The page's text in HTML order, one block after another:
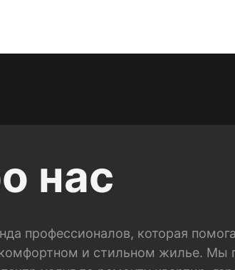
нас
профессионалов, которая
и стильном жилье. Мы